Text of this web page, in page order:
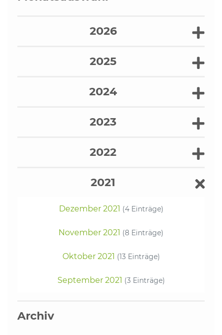
2026
2025
2024
2023
2022
2021
Dezember 2021 (4 Einträge)
November 2021 (8 Einträge)
Oktober 2021 (13 Einträge)
September 2021 (3 Einträge)
Archiv